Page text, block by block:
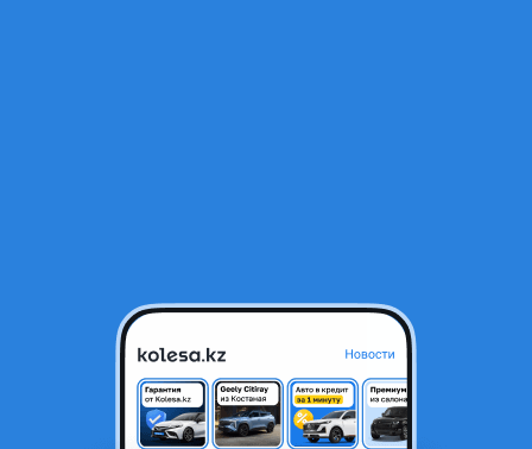
Mercedes-Benz E 320 1999 года